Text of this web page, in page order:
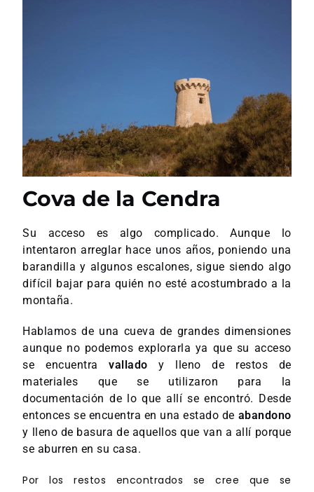
Cova de la Cendra
Su acceso es algo complicado. Aunque lo
intentaron arreglar hace unos años, poniendo una
barandilla y algunos escalones, sigue siendo algo
difícil bajar para quién no esté acostumbrado a la
montaña.
Hablamos de una cueva de grandes dimensiones
aunque no podemos explorarla ya que su acceso
se encuentravalladoy lleno de restos de
materiales que se utilizaron para la
documentación de lo que allí se encontró. Desde
entonces se encuentra en una estado de abandono
y lleno de basura de aquellos que van a allí porque
se aburren en su casa.
Por los restos encontrados se cree que se